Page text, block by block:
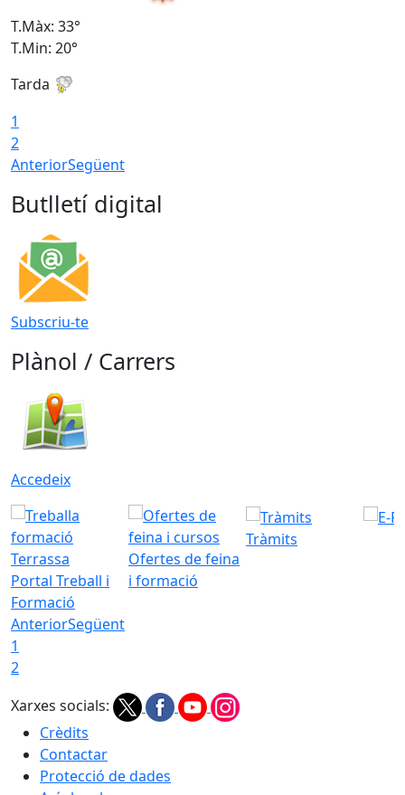
T.Màx: 33°
T.Min: 20°
Tarda
1
2
AnteriorSegüent
Butlletí digital
Subscriu-te
Plànol / Carrers
Accedeix
Portal Treball i
Formació
Ofertes de feina
i formació
Tràmits
AnteriorSegüent
1
2
Xarxes socials:
Crèdits
Contactar
Protecció de dades